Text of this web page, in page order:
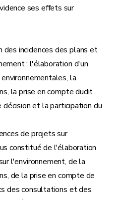
ses effets sur
incidences des plans et
: l'élaboration d'un
la
la prise en compte dudit
et la participation du
de projets sur
constitué de l'élaboration
l'environnement, de la
de la prise en compte de
des consultations et des